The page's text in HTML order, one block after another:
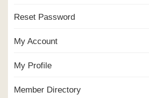
Reset Password
My Account
My Profile
Member Directory